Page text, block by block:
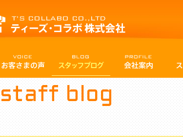
staff blog